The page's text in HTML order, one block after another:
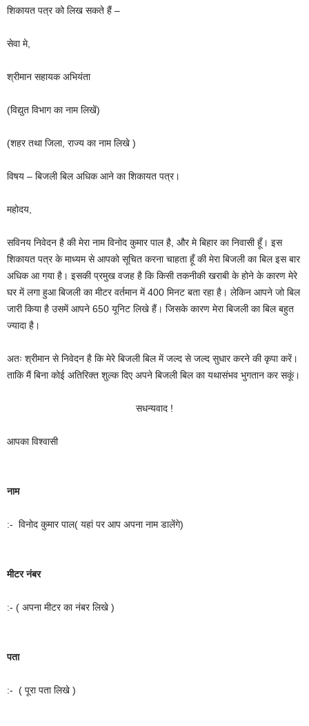
शिकायत पत्र को लिख सकते हैं –
सेवा मे,
श्रीमान सहायक अभियंता
(विद्युत विभाग का नाम लिखें)
(शहर तथा जिला, राज्य का नाम लिखे )
विषय – बिजली बिल अधिक आने का शिकायत पत्र।
महोदय,
सविनय निवेदन है की मेरा नाम विनोद कुमार पाल है, और मे बिहार का निवासी हूँ। इस
शिकायत पत्र के माध्यम से आपको सूचित करना चाहता हूँ की मेरा बिजली का बिल इस बार
अधिक आ गया है। इसकी प्रमुख वजह है कि किसी तकनीकी खराबी के होने के कारण मेरे
घर में लगा हुआ बिजली का मीटर वर्तमान में 400 मिनट बता रहा है। लेकिन आपने जो बिल
जारी किया है उसमें आपने 650 यूनिट लिखे हैं। जिसके कारण मेरा बिजली का बिल बहुत
ज्यादा है।
अतः श्रीमान से निवेदन है कि मेरे बिजली बिल में जल्द से जल्द सुधार करने की कृपा करें।
ताकि मैं बिना कोई अतिरिक्त शुल्क दिए अपने बिजली बिल का यथासंभव भुगतान कर सकूं।
सधन्यवाद !
आपका विश्वासी
नाम
:- विनोद कुमार पाल( यहां पर आप अपना नाम डालेंगे)
मीटर नंबर
:- ( अपना मीटर का नंबर लिखे )
पता
:- ( पूरा पता लिखे )